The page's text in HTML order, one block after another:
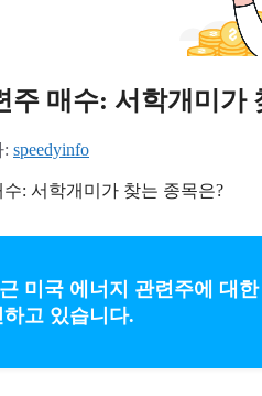
주 매수: 서학개미가
: speedyinfo
미국 에너지 관련주에 대
고 있습니다.